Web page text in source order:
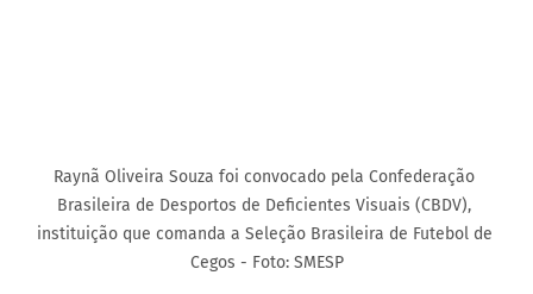
Raynã Oliveira Souza foi convocado pela Confederação
Brasileira de Desportos de Deficientes Visuais (CBDV),
instituição que comanda a Seleção Brasileira de Futebol de
Cegos - Foto: SMESP